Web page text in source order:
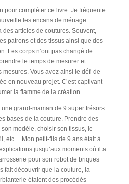
pour compléter ce livre. Je fréquente
les encans de ménage
des articles de coutures. Souvent,
patrons et des tissus ainsi que des
Les corps n’ont pas changé de
le temps de mesurer et
mesures. Vous avez ainsi le défi de
en nouveau projet. C’est captivant
la flamme de la création.
grand-maman de 9 super trésors.
bases de la couture. Prendre des
modèle, choisir son tissus, le
etc… Mon petit-fils de 9 ans était à
jusqu’aux moments où il a
pour son robot de briques
fait découvrir que la couture, la
étaient des procédés